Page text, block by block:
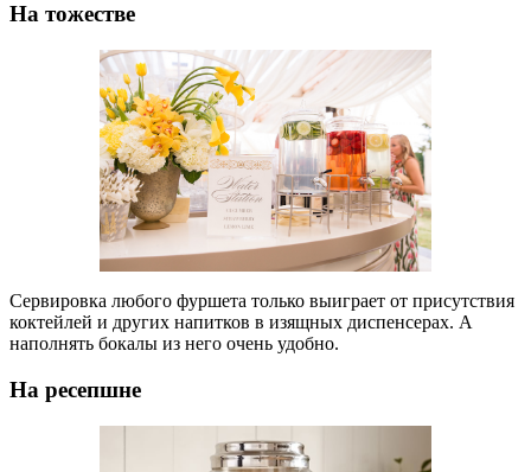
На тожестве
Сервировка любого фуршета только выиграет от присутствия
коктейлей и других напитков в изящных диспенсерах. А
наполнять бокалы из него очень удобно.
На ресепшне